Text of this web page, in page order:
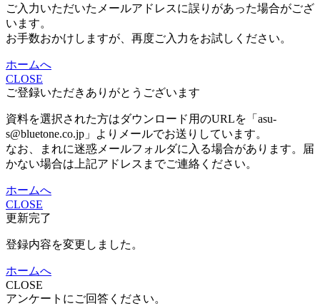
ご入力いただいたメールアドレスに誤りがあった場合がござ
います。
お手数おかけしますが、再度ご入力をお試しください。
ホームへ
CLOSE
ご登録いただきありがとうございます
資料を選択された方はダウンロード用のURLを「asu-
s@bluetone.co.jp」よりメールでお送りしています。
なお、まれに迷惑メールフォルダに入る場合があります。届
かない場合は上記アドレスまでご連絡ください。
ホームへ
CLOSE
更新完了
登録内容を変更しました。
ホームへ
CLOSE
アンケートにご回答ください。